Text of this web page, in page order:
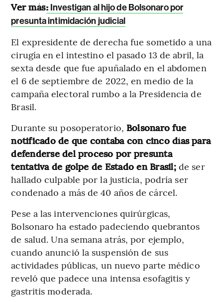
Ver más: Investigan al hijo de Bolsonaro por
presunta intimidación judicial
El expresidente de derecha fue sometido a una
cirugía en el intestino el pasado 13 de abril, la
sexta desde que fue apuñalado en el abdomen
el 6 de septiembre de 2022, en medio de la
campaña electoral rumbo a la Presidencia de
Brasil.
Durante su posoperatorio, Bolsonaro fue
notificado de que contaba con cinco días para
defenderse del proceso por presunta
tentativa de golpe de Estado en Brasil; de ser
hallado culpable por la justicia, podría ser
condenado a más de 40 años de cárcel.
Pese a las intervenciones quirúrgicas,
Bolsonaro ha estado padeciendo quebrantos
de salud. Una semana atrás, por ejemplo,
cuando anunció la suspensión de sus
actividades públicas, un nuevo parte médico
reveló que padece una intensa esofagitis y
gastritis moderada.